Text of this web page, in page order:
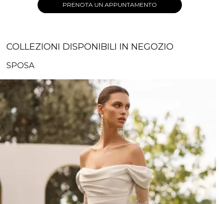
PRENOTA UN APPUNTAMENTO
COLLEZIONI DISPONIBILI IN NEGOZIO
SPOSA